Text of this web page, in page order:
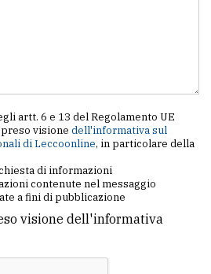
artt. 6 e 13 del Regolamento UE
visione dell'informativa sul
di Leccoonline, in particolare della
di informazioni
contenute nel messaggio
a fini di pubblicazione
visione dell'informativa